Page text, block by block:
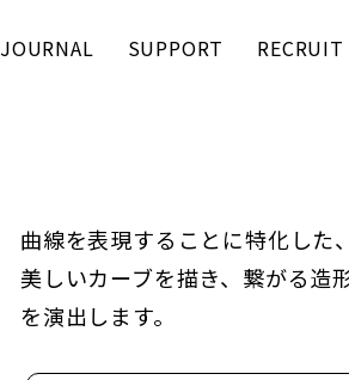
JOURNAL SUPPORT RECRUIT
曲線を表現することに特化した
美しいカーブを描き、繋がる造
を演出します。